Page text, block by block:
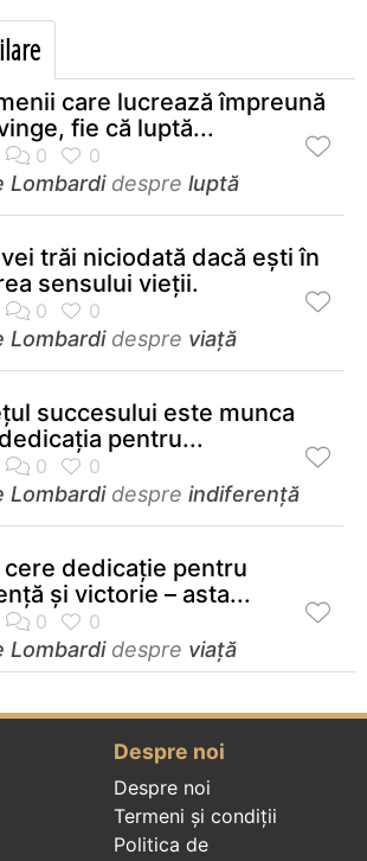
care lucrează împreună
fie că luptă...
Lombardidespre luptă
trăi niciodată dacă eşti în
sensului vieţii.
Lombardidespre viață
succesului este munca
pentru...
Lombardidespre indiferență
cere dedicaţie pentru
şi victorie – asta...
Lombardidespre viață
Despre noi
Despre noi
Termeni și condiții
Politica de